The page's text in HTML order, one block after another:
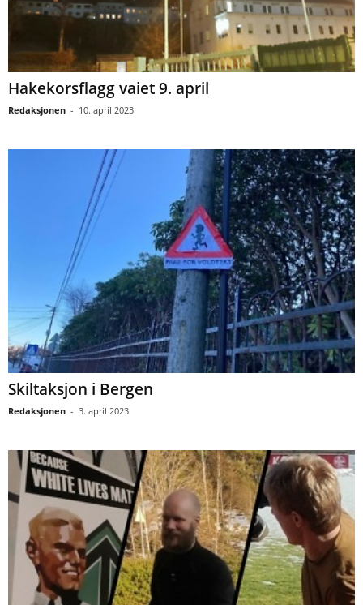
Hakekorsflagg vaiet 9. april
Redaksjonen - 10. april 2023
Skiltaksjon i Bergen
Redaksjonen - 3. april 2023